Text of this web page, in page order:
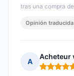
tras una compra
Opinión traducida
A
Acheteur
Nota: 5 de